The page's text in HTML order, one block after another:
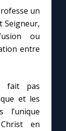
un
Seigneur,
ou
entre
fait pas
et les
l’unique
en